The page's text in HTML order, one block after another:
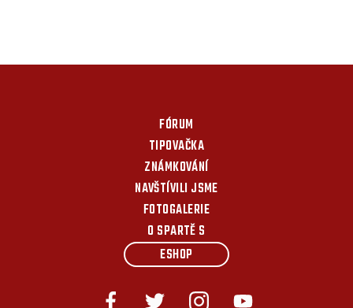
FÓRUM
TIPOVAČKA
ZNÁMKOVÁNÍ
NAVŠTÍVILI JSME
FOTOGALERIE
O SPARTĚ S
ESHOP